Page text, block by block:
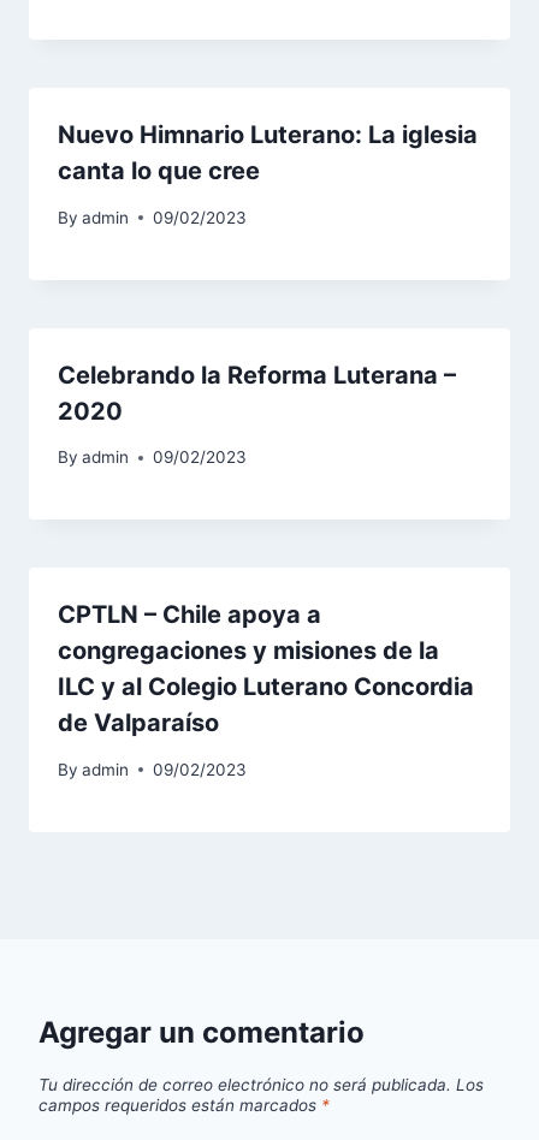
Nuevo Himnario Luterano: La iglesia
canta lo que cree
By admin 09/02/2023
Celebrando la Reforma Luterana –
2020
By admin 09/02/2023
CPTLN – Chile apoya a
congregaciones y misiones de la
ILC y al Colegio Luterano Concordia
de Valparaíso
By admin 09/02/2023
Agregar un comentario
Tu dirección de correo electrónico no será publicada. Los
campos requeridos están marcados *